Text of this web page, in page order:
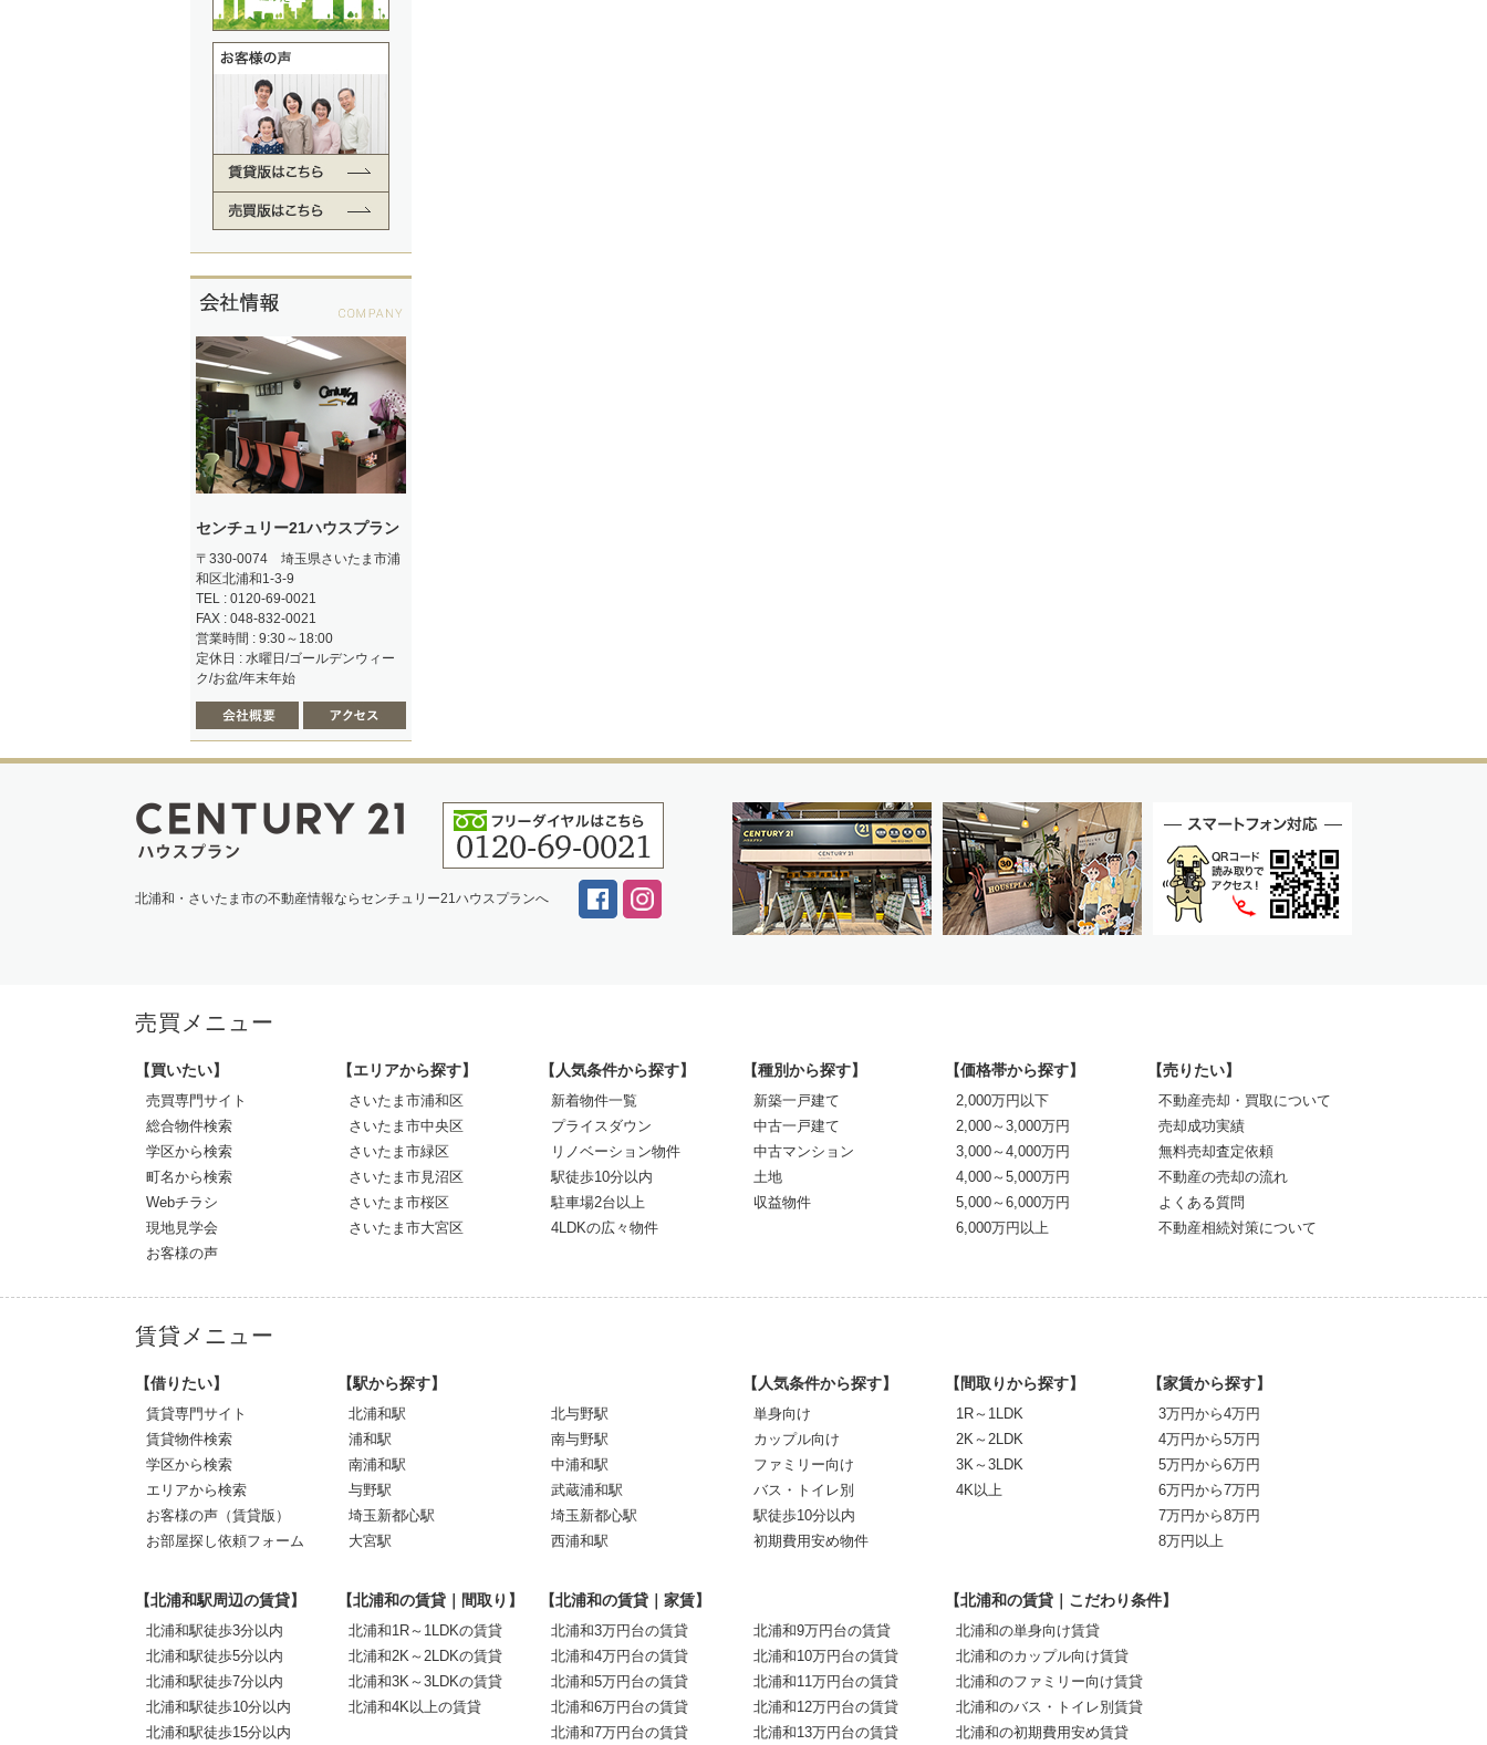
センチュリー21ハウスプラン
〒330-0074 埼玉県さいたま市浦
和区北浦和1-3-9
TEL : 0120-69-0021
FAX : 048-832-0021
営業時間 : 9:30～18:00
定休日 : 水曜日/ゴールデンウィー
ク/お盆/年末年始
北浦和・さいたま市の不動産情報ならセンチュリー21ハウスプランへ
売買メニュー
【買いたい】
売買専門サイト
総合物件検索
学区から検索
町名から検索
Webチラシ
現地見学会
お客様の声
【エリアから探す】
さいたま市浦和区
さいたま市中央区
さいたま市緑区
さいたま市見沼区
さいたま市桜区
さいたま市大宮区
【人気条件から探す】
新着物件一覧
プライスダウン
リノベーション物件
駅徒歩10分以内
駐車場2台以上
4LDKの広々物件
【種別から探す】
新築一戸建て
中古一戸建て
中古マンション
土地
収益物件
【価格帯から探す】
2,000万円以下
2,000～3,000万円
3,000～4,000万円
4,000～5,000万円
5,000～6,000万円
6,000万円以上
【売りたい】
不動産売却・買取について
売却成功実績
無料売却査定依頼
不動産の売却の流れ
よくある質問
不動産相続対策について
賃貸メニュー
【借りたい】
賃貸専門サイト
賃貸物件検索
学区から検索
エリアから検索
お客様の声（賃貸版）
お部屋探し依頼フォーム
【駅から探す】
北浦和駅
浦和駅
南浦和駅
与野駅
埼玉新都心駅
大宮駅
北与野駅
南与野駅
中浦和駅
武蔵浦和駅
埼玉新都心駅
西浦和駅
【人気条件から探す】
単身向け
カップル向け
ファミリー向け
バス・トイレ別
駅徒歩10分以内
初期費用安め物件
【間取りから探す】
1R～1LDK
2K～2LDK
3K～3LDK
4K以上
【家賃から探す】
3万円から4万円
4万円から5万円
5万円から6万円
6万円から7万円
7万円から8万円
8万円以上
【北浦和駅周辺の賃貸】
北浦和駅徒歩3分以内
北浦和駅徒歩5分以内
北浦和駅徒歩7分以内
北浦和駅徒歩10分以内
北浦和駅徒歩15分以内
【北浦和の賃貸｜間取り】
北浦和1R～1LDKの賃貸
北浦和2K～2LDKの賃貸
北浦和3K～3LDKの賃貸
北浦和4K以上の賃貸
【北浦和の賃貸｜家賃】
北浦和3万円台の賃貸
北浦和4万円台の賃貸
北浦和5万円台の賃貸
北浦和6万円台の賃貸
北浦和7万円台の賃貸
北浦和9万円台の賃貸
北浦和10万円台の賃貸
北浦和11万円台の賃貸
北浦和12万円台の賃貸
北浦和13万円台の賃貸
【北浦和の賃貸｜こだわり条件】
北浦和の単身向け賃貸
北浦和のカップル向け賃貸
北浦和のファミリー向け賃貸
北浦和のバス・トイレ別賃貸
北浦和の初期費用安め賃貸